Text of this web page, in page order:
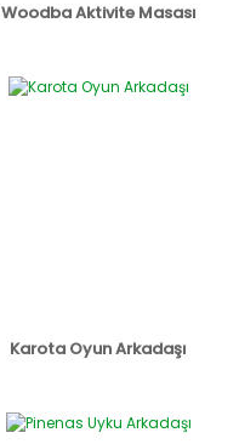
Woodba Aktivite Masası
Karota Oyun Arkadaşı